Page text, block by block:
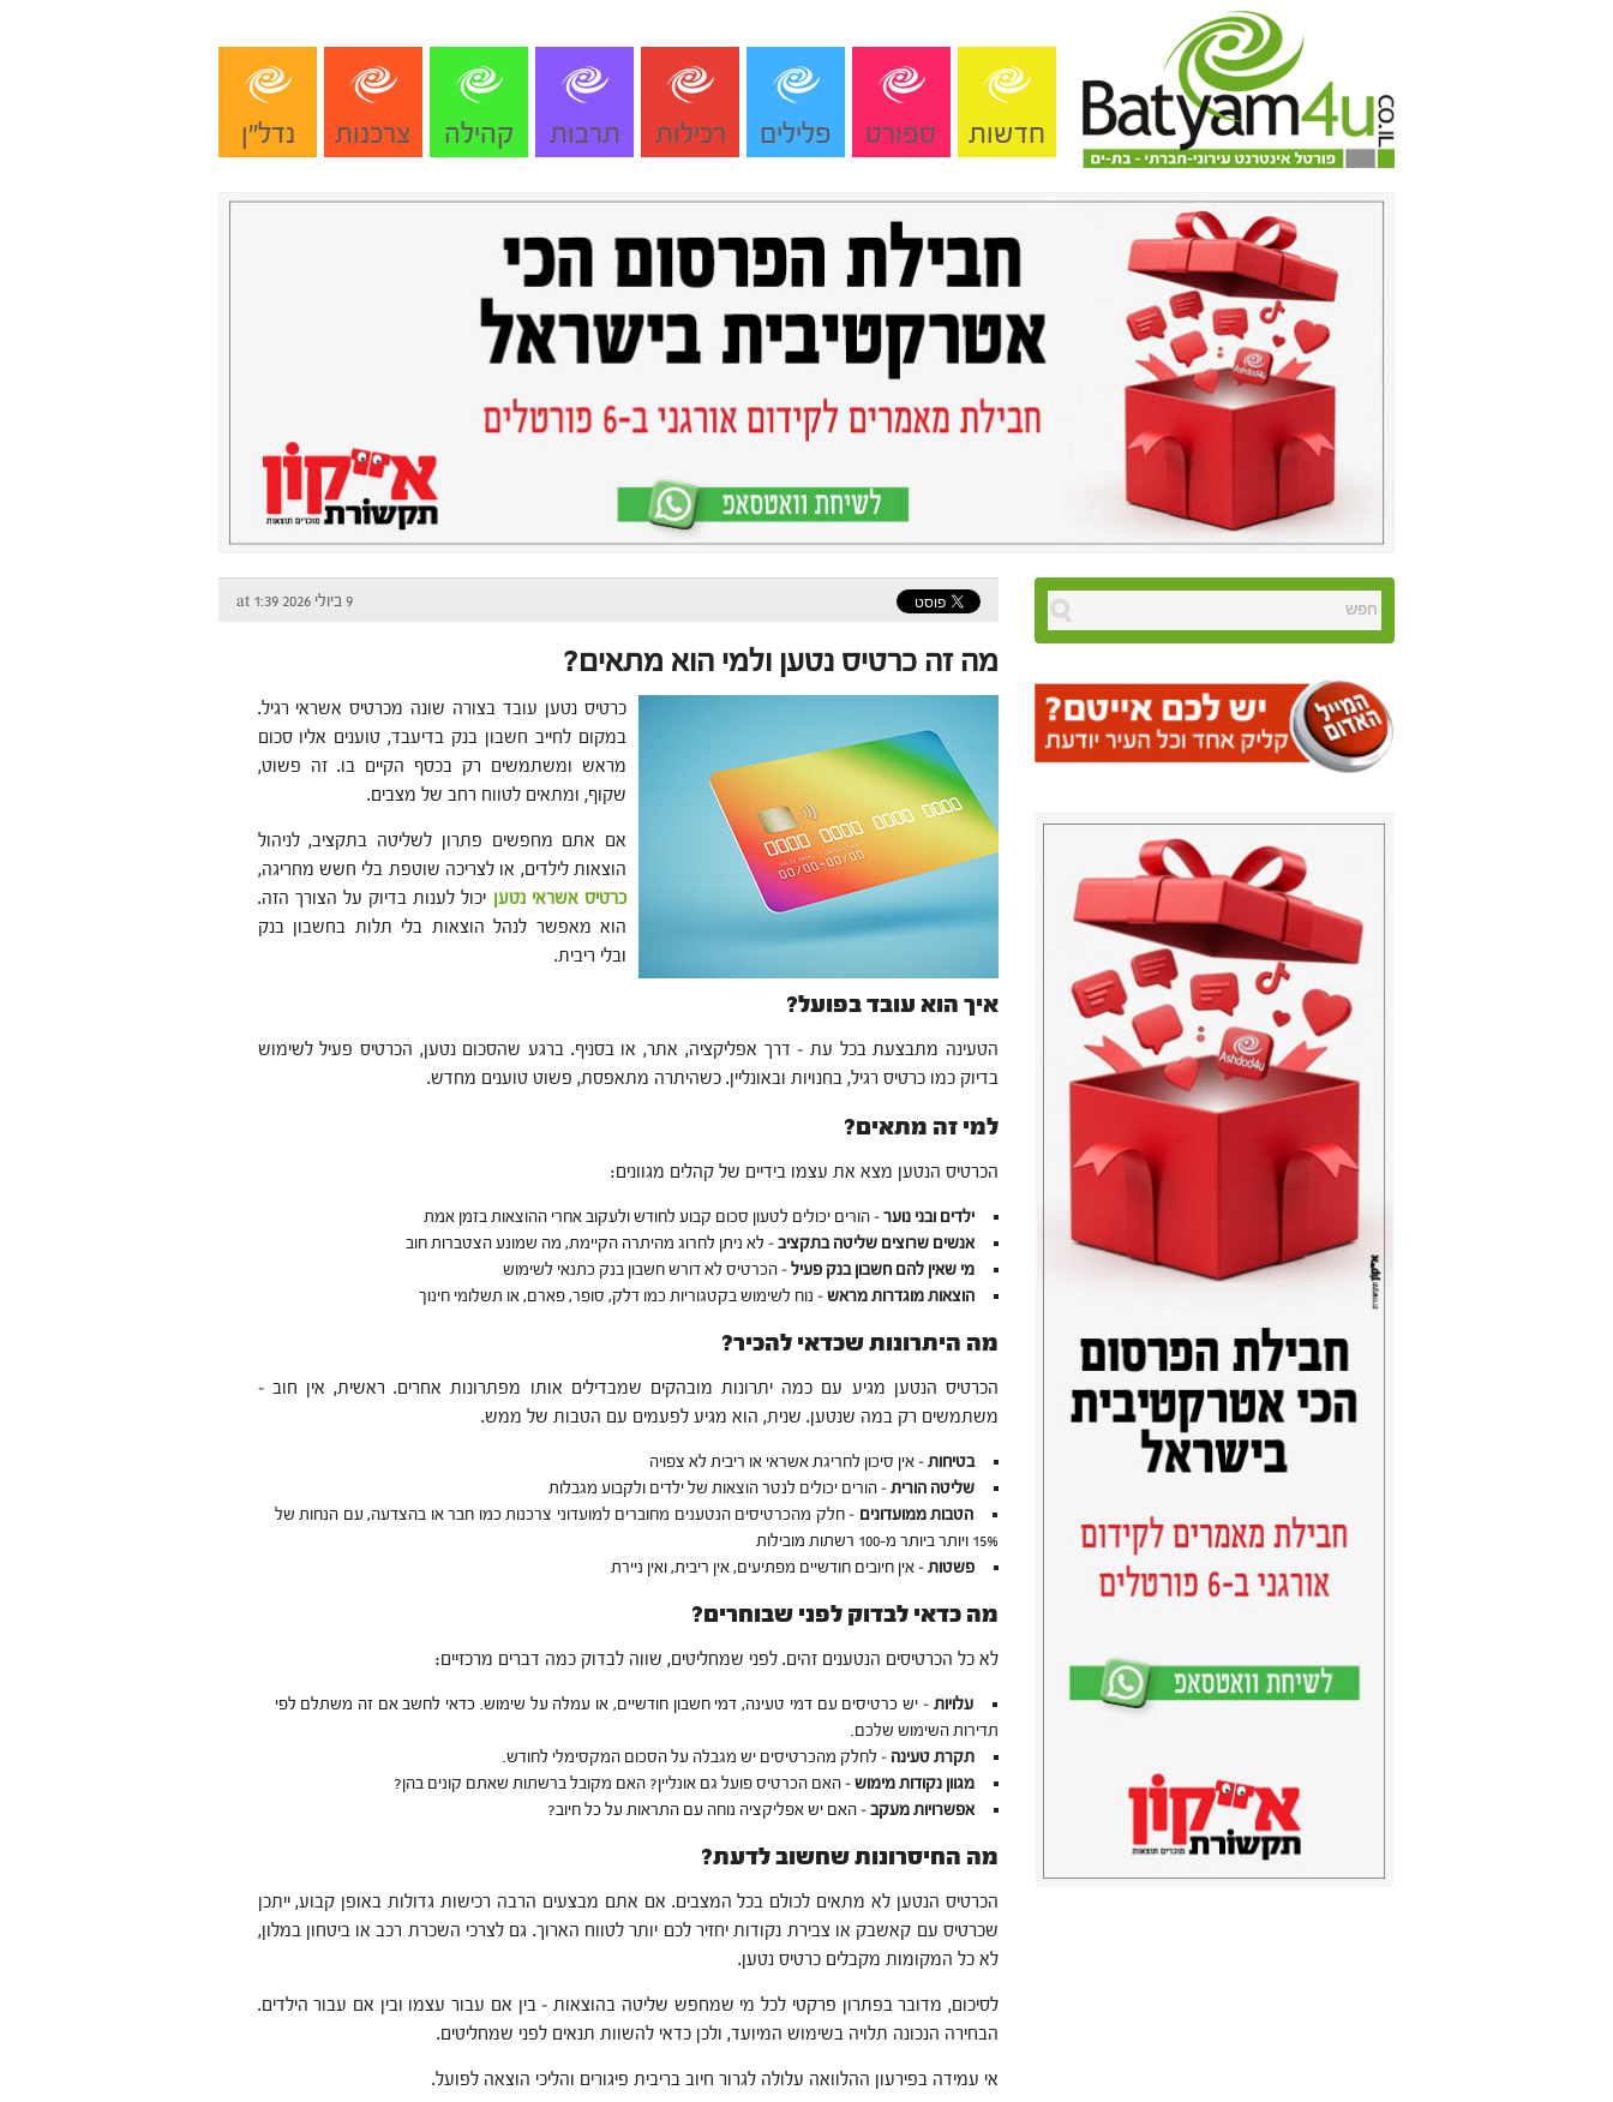
חדשות ספורט פלילים רכילות תרבות קהילה צרכנות נדל"ן
9 ביולי 2026 at 1:39
מה זה כרטיס נטען ולמי הוא מתאים?
כרטיס נטען עובד בצורה שונה מכרטיס אשראי רגיל.
במקום לחייב חשבון בנק בדיעבד, טוענים אליו סכום
מראש ומשתמשים רק בכסף הקיים בו. זה פשוט,
שקוף, ומתאים לטווח רחב של מצבים.
אם אתם מחפשים פתרון לשליטה בתקציב, לניהול
הוצאות לילדים, או לצריכה שוטפת בלי חשש מחריגה,
כרטיס אשראי נטען יכול לענות בדיוק על הצורך הזה.
הוא מאפשר לנהל הוצאות בלי תלות בחשבון בנק
ובלי ריבית.
איך הוא עובד בפועל?
הטעינה מתבצעת בכל עת – דרך אפליקציה, אתר, או בסניף. ברגע שהסכום נטען, הכרטיס פעיל לשימוש
בדיוק כמו כרטיס רגיל, בחנויות ובאונליין. כשהיתרה מתאפסת, פשוט טוענים מחדש.
למי זה מתאים?
הכרטיס הנטען מצא את עצמו בידיים של קהלים מגוונים:
ילדים ובני נוער– הורים יכולים לטעון סכום קבוע לחודש ולעקוב אחרי ההוצאות בזמן אמת
אנשים שרוצים שליטה בתקציב– לא ניתן לחרוג מהיתרה הקיימת, מה שמונע הצטברות חוב
מי שאין להם חשבון בנק פעיל– הכרטיס לא דורש חשבון בנק כתנאי לשימוש
הוצאות מוגדרות מראש– נוח לשימוש בקטגוריות כמו דלק, סופר, פארם, או תשלומי חינוך
מה היתרונות שכדאי להכיר?
הכרטיס הנטען מגיע עם כמה יתרונות מובהקים שמבדילים אותו מפתרונות אחרים. ראשית, אין חוב –
משתמשים רק במה שנטען. שנית, הוא מגיע לפעמים עם הטבות של ממש.
בטיחות– אין סיכון לחריגת אשראי או ריבית לא צפויה
שליטה הורית– הורים יכולים לנטר הוצאות של ילדים ולקבוע מגבלות
הטבות ממועדונים – חלק מהכרטיסים הנטענים מחוברים למועדוני צרכנות כמו חבר או בהצדעה, עם הנחות של
15% ויותר ביותר מ-100 רשתות מובילות
פשטות– אין חיובים חודשיים מפתיעים, אין ריבית, ואין ניירת
מה כדאי לבדוק לפני שבוחרים?
לא כל הכרטיסים הנטענים זהים. לפני שמחליטים, שווה לבדוק כמה דברים מרכזיים:
עלויות – יש כרטיסים עם דמי טעינה, דמי חשבון חודשיים, או עמלה על שימוש. כדאי לחשב אם זה משתלם לפי
תדירות השימוש שלכם.
תקרת טעינה – לחלק מהכרטיסים יש מגבלה על הסכום המקסימלי לחודש.
מגוון נקודות מימוש– האם הכרטיס פועל גם אונליין? האם מקובל ברשתות שאתם קונים בהן?
אפשרויות מעקב– האם יש אפליקציה נוחה עם התראות על כל חיוב?
מה החיסרונות שחשוב לדעת?
הכרטיס הנטען לא מתאים לכולם בכל המצבים. אם אתם מבצעים הרבה רכישות גדולות באופן קבוע, ייתכן
שכרטיס עם קאשבק או צבירת נקודות יחזיר לכם יותר לטווח הארוך. גם לצרכי השכרת רכב או ביטחון במלון,
לא כל המקומות מקבלים כרטיס נטען.
לסיכום, מדובר בפתרון פרקטי לכל מי שמחפש שליטה בהוצאות – בין אם עבור עצמו ובין אם עבור הילדים.
הבחירה הנכונה תלויה בשימוש המיועד, ולכן כדאי להשוות תנאים לפני שמחליטים.
אי עמידה בפירעון ההלוואה עלולה לגרור חיוב בריבית פיגורים והליכי הוצאה לפועל.